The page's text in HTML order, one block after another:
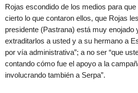
Rojas escondido de los medios para
cierto lo que contaron ellos, que Rojas
presidente (Pastrana) está muy enojado
extraditarlos a usted y a su hermano a
por vía administrativa”; a no ser “que
contando cómo fue el apoyo a la
involucrando también a Serpa”.